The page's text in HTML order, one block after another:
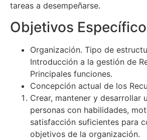
tareas a desempeñarse.
Objetivos
Organización. Tipo de
Introducción a la gestión de
Principales funciones.
Concepción actual de los
Crear, mantener y desarrollar
personas con habilidades,
satisfacción suficientes para
objetivos de la organización.